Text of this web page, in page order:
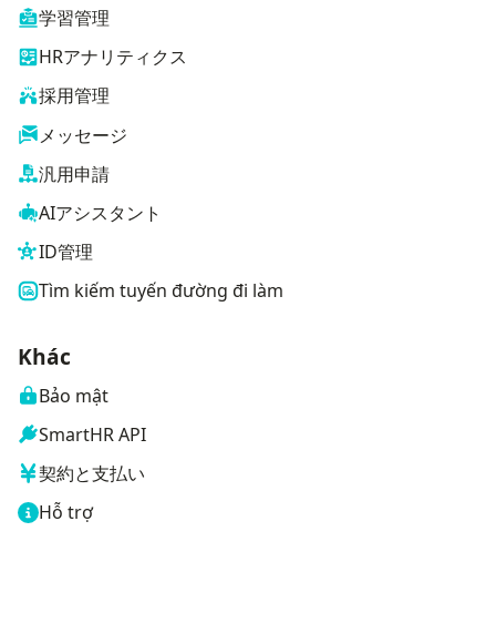
学習管理
HRアナリティクス
採用管理
メッセージ
汎用申請
AIアシスタント
ID管理
Tìm kiếm tuyến đường đi làm
Khác
Bảo mật
SmartHR API
契約と支払い
Hỗ trợ